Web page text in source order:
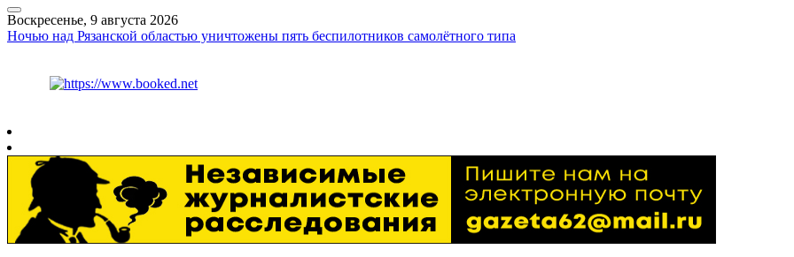
Воскресенье, 9 августа 2026
Ночью над Рязанской областью уничтожены пять беспилотников самолётного типа